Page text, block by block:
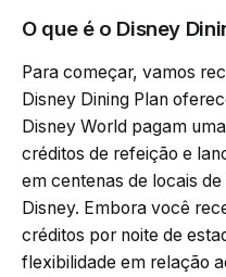
O que é o Disney
Para começar, vamos
Disney Dining Plan
Disney World pagam
créditos de refeição e
em centenas de locais
Disney. Embora você
créditos por noite de
flexibilidade em relação